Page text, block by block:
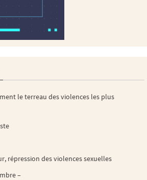
le terreau des violences les plus
répression des violences sexuelles
–